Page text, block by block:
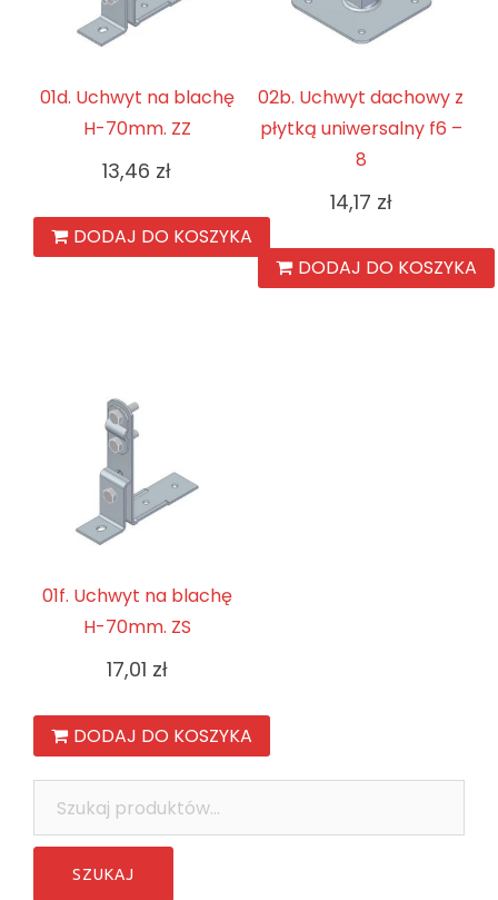
01d. Uchwyt na blachę
H-70mm. ZZ
13,46 zł
DODAJ DO KOSZYKA
02b. Uchwyt dachowy z
płytką uniwersalny f6 –
8
14,17 zł
DODAJ DO KOSZYKA
01f. Uchwyt na blachę
H-70mm. ZS
17,01 zł
DODAJ DO KOSZYKA